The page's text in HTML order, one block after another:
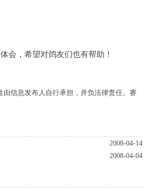
，希望对鸽友们也有帮助！
信息发布人自行承担，并负法律责任。赛
2008-04-14
2008-04-04